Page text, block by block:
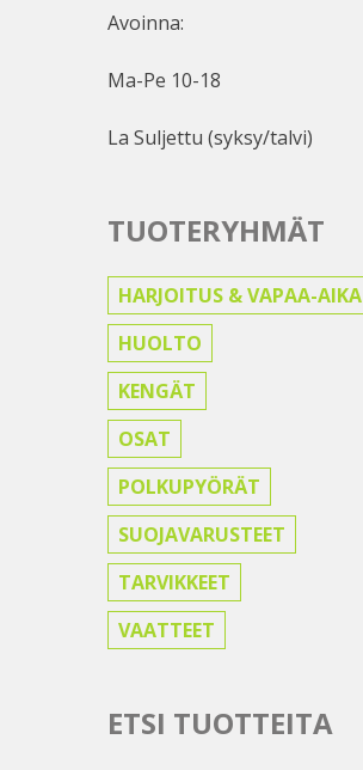
Avoinna:
Ma-Pe 10-18
La Suljettu (syksy/talvi)
TUOTERYHMÄT
HARJOITUS & VAPAA-AIKA
HUOLTO
KENGÄT
OSAT
POLKUPYÖRÄT
SUOJAVARUSTEET
TARVIKKEET
VAATTEET
ETSI TUOTTEITA